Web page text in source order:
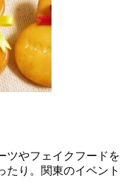
ツやフェイクフードを
たり。関東のイベント